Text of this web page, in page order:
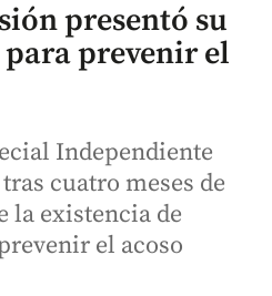
presentó su
prevenir el
Independiente
cuatro meses de
la existencia de
el acoso